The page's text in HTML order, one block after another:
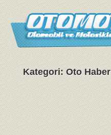
Kategori: Oto Haber